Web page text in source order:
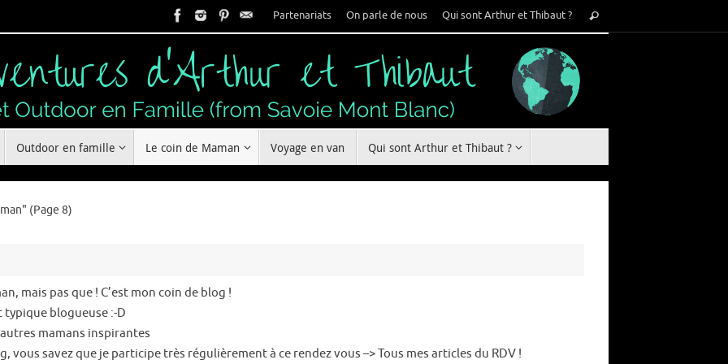
Partenariats On parle de nous Qui sont Arthur et Thibaut ?
pour
Rechercher
Outdoor en famille Le coin de Maman Voyage en van Qui sont Arthur et Thibaut ?
(Page 8)
mais pas que ! C’est mon coin de blog !
blogueuse :-D
mamans inspirantes
vous savez que je participe très régulièrement à ce rendez vous –> Tous mes articles du RDV !